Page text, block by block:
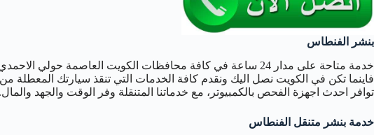
بنشر الفنطاس
خدمة متاحة على مدار 24 ساعة في كافة محافظات الكويت العاصمة حولي
فاينما تكن في الكويت نصل اليك ونقدم كافة الخدمات التي تنقذ سيارتك
توافر احدث اجهزة الفحص بالكمبيوتر، مع خدماتنا المتنقلة وفر الوقت والجهد والمال.
خدمة بنشر متنقل الفنطاس